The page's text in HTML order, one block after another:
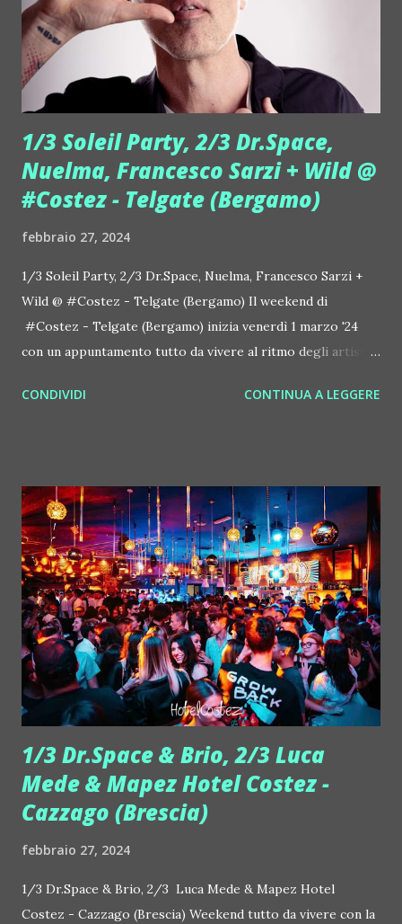
musicale e la mia esperienza nella gestione dei pubblici. Nel
corso del tempo ho imparato a intrattenere platee
eterogenee, riuscendo a far ballare anch...
1/3 Soleil Party, 2/3 Dr.Space,
Nuelma, Francesco Sarzi + Wild @
#Costez - Telgate (Bergamo)
febbraio 27, 2024
1/3 Soleil Party, 2/3 Dr.Space, Nuelma, Francesco Sarzi +
Wild @ #Costez - Telgate (Bergamo) Il weekend di
#Costez - Telgate (Bergamo) inizia venerdì 1 marzo '24
con un appuntamento tutto da vivere al ritmo degli artisti
succede la sera dopo? E' sabato 2 marzo. Si balla con di
nel 1978, ha avuto una forte passione per la musica e per i
club sin da giovane, che lo ha spinto nella vita notturna e
nei suoi locali, con il desiderio di diventare un protagonista.
Nel 2001 un viaggio a Ibiza gli ha cambiato la vita e gli ha
aperto la musica a nuovi suoni. Nel 2005 è diventato dj
residente al Circus Beat Club, il club di maggior successo di
Brescia. Un obiettivo che ha significato un periodo di
popolarità e alta visibilità per l'artista. ...
CONDIVIDI CONTINUA A LEGGERE
1/3 Dr.Space & Brio, 2/3 Luca
Mede & Mapez Hotel Costez -
Cazzago (Brescia)
febbraio 27, 2024
1/3 Dr.Space & Brio, 2/3 Luca Mede & Mapez Hotel
Costez - Cazzago (Brescia) Weekend tutto da vivere con la